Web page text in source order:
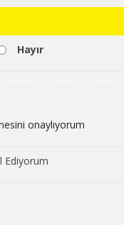
Hayır
onaylıyorum
Ediyorum